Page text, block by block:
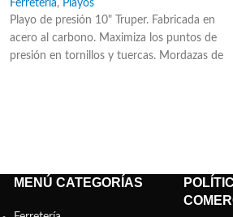
Ferretería, Playos
Playo de presión 10" Truper. Fabricada en
acero al carbono. Maximiza los puntos de
presión en tornillos y tuercas. Mordazas de
MENÚ CATEGORÍAS